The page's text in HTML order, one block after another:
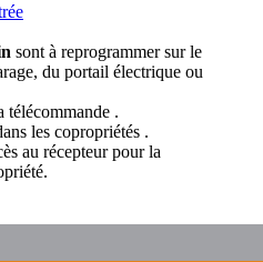
sont à reprogrammer sur le
du portail électrique ou
télécommande .
les copropriétés .
au récepteur pour la